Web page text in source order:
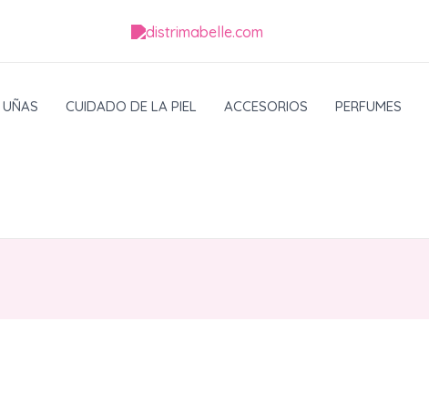
UÑAS CUIDADO DE LA PIEL ACCESORIOS PERFUMES